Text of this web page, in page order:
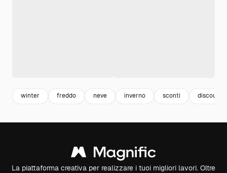
winter freddo neve inverno sconti discount
La piattaforma creativa per realizzare i tuoi migliori lavori. Oltre